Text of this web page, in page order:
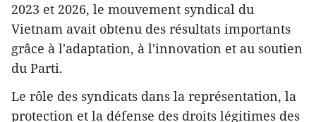
2023 et 2026, le mouvement syndical du
Vietnam avait obtenu des résultats importants
grâce à l'adaptation, à l'innovation et au soutien
du Parti.
Le rôle des syndicats dans la représentation, la
protection et la défense des droits légitimes des